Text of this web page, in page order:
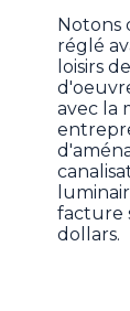
Notons
réglé
loisirs
avec la
facture
dollars.